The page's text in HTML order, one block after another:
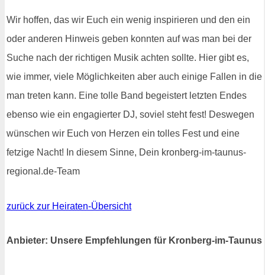
Wir hoffen, das wir Euch ein wenig inspirieren und den ein
oder anderen Hinweis geben konnten auf was man bei der
Suche nach der richtigen Musik achten sollte. Hier gibt es,
wie immer, viele Möglichkeiten aber auch einige Fallen in die
man treten kann. Eine tolle Band begeistert letzten Endes
ebenso wie ein engagierter DJ, soviel steht fest! Deswegen
wünschen wir Euch von Herzen ein tolles Fest und eine
fetzige Nacht! In diesem Sinne, Dein kronberg-im-taunus-
regional.de-Team
zurück zur Heiraten-Übersicht
Anbieter: Unsere Empfehlungen für Kronberg-im-Taunus